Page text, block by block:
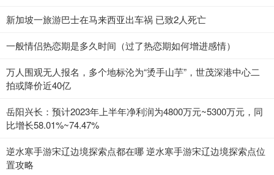
新加坡一旅游巴士在马来西亚出车祸 已致2人死亡
一般情侣热恋期是多久时间（过了热恋期如何增进感情）
万人围观无人报名，多个地标沦为“烫手山芋”，世茂深港中心二
拍或降价近40亿
岳阳兴长：预计2023年上半年净利润为4800万元~5300万元，同
比增长58.01%~74.47%
逆水寒手游宋辽边境探索点都在哪 逆水寒手游宋辽边境探索点位
置攻略